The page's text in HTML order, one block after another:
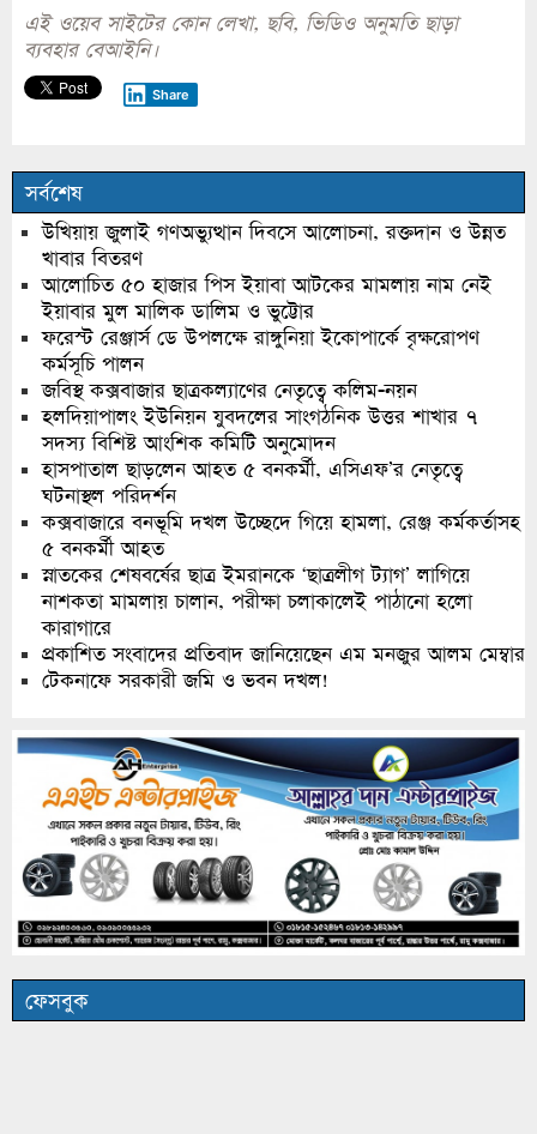
এই ওয়েব সাইটের কোন লেখা, ছবি, ভিডিও অনুমতি ছাড়া
ব্যবহার বেআইনি।
Share
সর্বশেষ
উখিয়ায় জুলাই গণঅভ্যুত্থান দিবসে আলোচনা, রক্তদান ও উন্নত
খাবার বিতরণ
আলোচিত ৫০ হাজার পিস ইয়াবা আটকের মামলায় নাম নেই
ইয়াবার মুল মালিক ডালিম ও ভুট্টোর
ফরেস্ট রেঞ্জার্স ডে উপলক্ষে রাঙ্গুনিয়া ইকোপার্কে বৃক্ষরোপণ
কর্মসূচি পালন
জবিস্থ কক্সবাজার ছাত্রকল্যাণের নেতৃত্বে কলিম-নয়ন
হলদিয়াপালং ইউনিয়ন যুবদলের সাংগঠনিক উত্তর শাখার ৭
সদস্য বিশিষ্ট আংশিক কমিটি অনুমোদন
হাসপাতাল ছাড়লেন আহত ৫ বনকর্মী, এসিএফ’র নেতৃত্বে
ঘটনাস্থল পরিদর্শন
কক্সবাজারে বনভূমি দখল উচ্ছেদে গিয়ে হামলা, রেঞ্জ কর্মকর্তাসহ
৫ বনকর্মী আহত
স্নাতকের শেষবর্ষের ছাত্র ইমরানকে ‘ছাত্রলীগ ট্যাগ’ লাগিয়ে
নাশকতা মামলায় চালান, পরীক্ষা চলাকালেই পাঠানো হলো
কারাগারে
প্রকাশিত সংবাদের প্রতিবাদ জানিয়েছেন এম মনজুর আলম মেম্বার
টেকনাফে সরকারী জমি ও ভবন দখল!
ফেসবুক